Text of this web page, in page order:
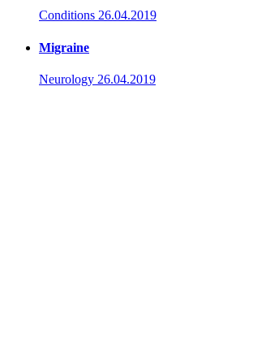
Conditions 26.04.2019
Migraine
Neurology 26.04.2019